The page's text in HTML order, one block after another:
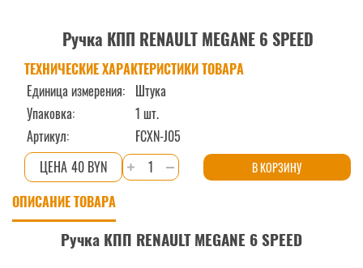
Ручка КПП RENAULT MEGANE 6 SPEED
ТЕХНИЧЕСКИЕ ХАРАКТЕРИСТИКИ ТОВАРА
Единица измерения: Штука
Упаковка:
1 шт.
Артикул:
FCXN-J05
40 BYN
Количество
товара
RENAULT
В КОРЗИНУ
ОПИСАНИЕ ТОВАРА
Ручка КПП RENAULT MEGANE 6 SPEED